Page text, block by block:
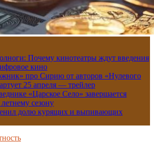
Почему кинотеатры ждут введения
кино
про Сирию от авторов «Нулевого
25 апреля — трейлер
«Царское Село» завершается
сезону
долю курящих и выпивающих